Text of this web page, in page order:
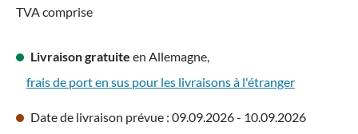
TVA comprise
Livraison gratuite en Allemagne,
frais de port en sus pour les livraisons à l'étranger
Date de livraison prévue : 09.09.2026 - 10.09.2026